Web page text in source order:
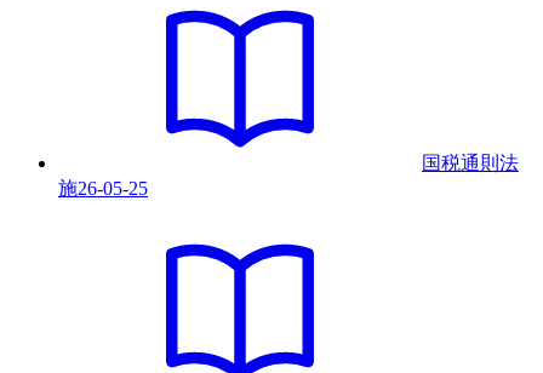
国税通則法
施26-05-25